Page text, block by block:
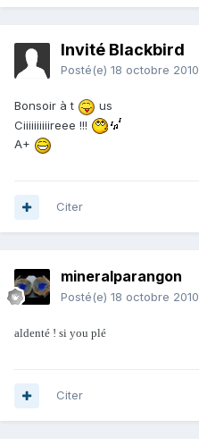
Invité Blackbird
Posté(e) 18 octobre 2010
Bonsoir à t
us
Ciiiiiiiiiireee !!!
A+
Citer
mineralparangon
Posté(e) 18 octobre 2010
aldenté ! si you plé
Citer